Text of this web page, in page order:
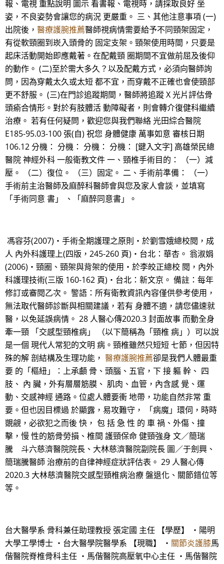
報、電視 重點說明 圖示 看書報、電視時，請採取良好 坐
姿，不良姿勢會讓您的病況 更嚴重。 三、其他注意事項 (一)
出院後， 醫療護腕推薦醫師視病情需要給予不同頸架固定，
有從軟頸圈到崁入頭骨的 固定支架。頸架使用時間，只要是
起床活動開始即應戴著。在配戴頸 圈期間不宜做前屈及後仰
的動作。 (二)至於需大多久？以及配戴方式，必須向醫師詢
問，因為穿戴太久或太短 都不宜，而穿戴不正確也會使頸部
更不舒服。 (三)在門診追蹤期間，醫師將追蹤 X 光片評估骨
頭瘉合情形。對於有肢體活 動障礙者，則會轉介復健科繼續
治療。 若有任何疑問，歡迎您與我們聯絡 光田綜合醫院
E185-95.03-100 張(自) 祝您 身體健康 萬事如意 審核日期
106.12 分機： 分機： 分機： 分機： [鍵入文字] 高雄榮民總
醫院 神經外科 一般衛教文件 一、頸椎手術目的： （一）減
壓。 （二）復位。 （三）固定。 二、手術前準備： （一）
手術前主治醫師及麻醉科醫師會與您及家人會談，並填寫
「手術同意 書」 、「麻醉同意書」。
馮容芬(2007)‧手術全期護理之原則‧於劉雪娥總校閱，成
人 內外科護理上(四版，245-260 頁)‧台北：華杏。 翁淑娟
(2006)‧頸圈、頸架與背架的使用‧於李皎正總校 閱，內外
科護理技術(三版 160-162 頁)‧台北：新文京。 備註：每年
修訂或審閱乙次。 警語：所有衛教資訊內容僅供參考使用，
無法取代醫師診斷與相關建議，若有 身體不適，請您儘速就
醫，以免延誤病情。 28 人醫心傳2020.3 封面故事 而動全身
牽一頸 「交感型頸椎病」 （以下簡稱為「頸椎 病」）可以說
是一個 現代人常犯的文明 病。頸椎雖然只短短 七節，但因特
殊的解 剖結構及生理功能， 醫療護腕推薦卻是我們人體最重
要 的「樞紐」：上承顱 骨、頭腦、五官，下 接 軀 幹、 四
肢、 內 臟，外有層層筋膜、 肌肉、血管，內含感 覺、運
動、交感神經 通路。位處人體要衝 地帶，功能自然非常 重
要。但也因目標過 於顯露，易攻難守， 「病魔」環伺，時時
覬覦，必欲犯之而後 快， 包 括 急 性 的 車 禍、外傷、撞
擊，慢 性的筋骨勞損、椎間 護頸保命 健頸強身 文／簡瑞
騰 斗六慈濟醫院院長、大林慈濟醫院副院長 圖／于劍興、
簡瑞騰醫師 治療前的自律神經症狀評估表。 29 人醫心傳
2020.3 大林慈濟醫院交感型頸椎病治療 盤退化、關節錯位等
等。
台大醫學系 骨科兼任助理教授 張定國 主任 【學歷】 ・陽明
大學工學博士 ・台大醫學院醫學系 【現職】 ・ 關節炎護膝馬
偕醫院脊椎骨科主任 ・馬偕醫院高壓氧中心主任 ・馬偕醫院